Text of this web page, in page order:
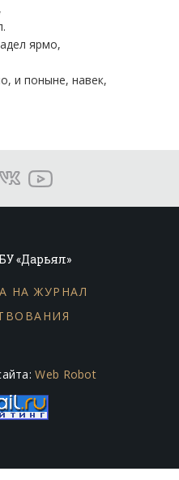
ярмо,
и поныне, навек,
«Дарьял»
НА ЖУРНАЛ
Web Robot